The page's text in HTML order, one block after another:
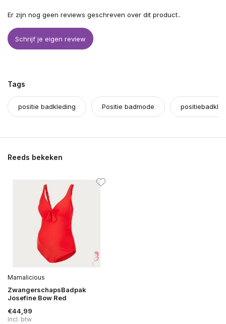
Er zijn nog geen reviews geschreven over dit product..
Schrijf je eigen review
Tags
positie badkleding Positie badmode
Reeds bekeken
Mamalicious
ZwangerschapsBadpak
Josefine Bow Red
€44,99
Incl. btw